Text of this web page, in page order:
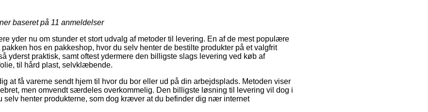
baseret på 11 anmeldelser
yder nu om stunder et stort udvalg af metoder til levering. En af de mest populære
hos en pakkeshop, hvor du selv henter de bestilte produkter på et valgfrit
yderst praktisk, samt oftest ydermere den billigste slags levering ved køb af
til hård plast, selvklæbende.
at få varerne sendt hjem til hvor du bor eller ud på din arbejdsplads. Metoden viser
men omvendt særdeles overkommelig. Den billigste løsning til levering vil dog i
henter produkterne, som dog kræver at du befinder dig nær internet